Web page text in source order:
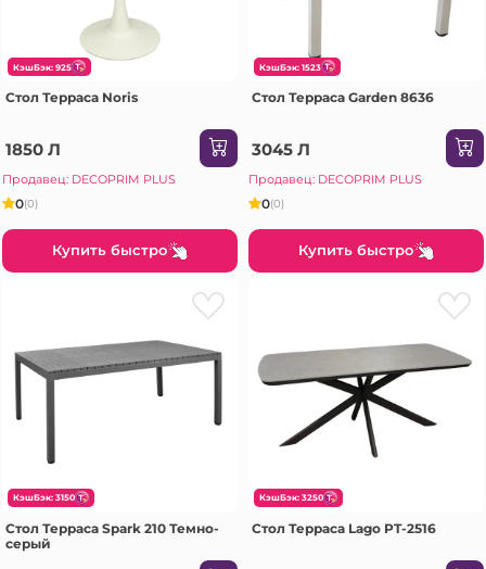
КэшБэк: 925
Стол Терраса Noris
1850 Л
Продавец: DECOPRIM PLUS
0(0)
Купить быстро
КэшБэк: 1523
Стол Терраса Garden 8636
3045 Л
Продавец: DECOPRIM PLUS
0(0)
Купить быстро
КэшБэк: 3150
Стол Терраса Spark 210 Темно-
серый
КэшБэк: 3250
Стол Терраса Lago PT-2516